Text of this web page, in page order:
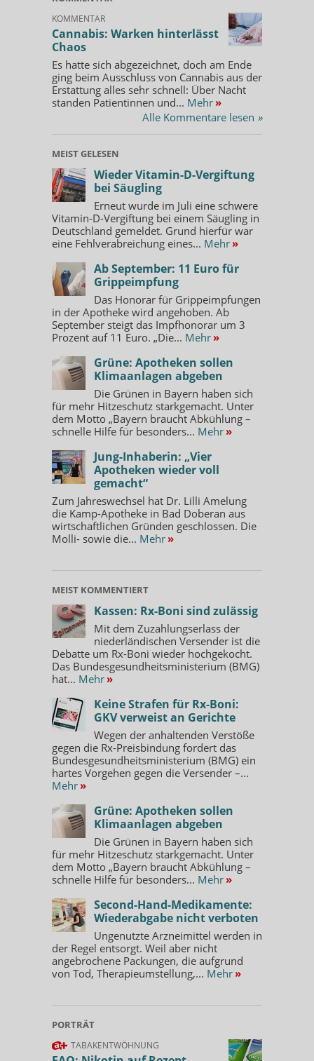
KOMMENTAR
Cannabis: Warken hinterlässt
Chaos
Es hatte sich abgezeichnet, doch am Ende
ging beim Ausschluss von Cannabis aus der
Erstattung alles sehr schnell: Über Nacht
standen Patientinnen und... Mehr »
Alle Kommentare lesen »
MEIST GELESEN
Wieder Vitamin-D-Vergiftung
bei Säugling
Erneut wurde im Juli eine schwere
Vitamin-D-Vergiftung bei einem Säugling in
Deutschland gemeldet. Grund hierfür war
eine Fehlverabreichung eines... Mehr »
Ab September: 11 Euro für
Grippeimpfung
Das Honorar für Grippeimpfungen
in der Apotheke wird angehoben. Ab
September steigt das Impfhonorar um 3
Prozent auf 11 Euro. „Die... Mehr »
Grüne: Apotheken sollen
Klimaanlagen abgeben
Die Grünen in Bayern haben sich
für mehr Hitzeschutz starkgemacht. Unter
dem Motto „Bayern braucht Abkühlung –
schnelle Hilfe für besonders... Mehr »
Jung-Inhaberin: „Vier
Apotheken wieder voll
gemacht“
Zum Jahreswechsel hat Dr. Lilli Amelung
die Kamp-Apotheke in Bad Doberan aus
wirtschaftlichen Gründen geschlossen. Die
Molli- sowie die... Mehr »
MEIST KOMMENTIERT
Kassen: Rx-Boni sind zulässig
Mit dem Zuzahlungserlass der
niederländischen Versender ist die
Debatte um Rx-Boni wieder hochgekocht.
Das Bundesgesundheitsministerium (BMG)
hat... Mehr »
Keine Strafen für Rx-Boni:
GKV verweist an Gerichte
Wegen der anhaltenden Verstöße
gegen die Rx-Preisbindung fordert das
Bundesgesundheitsministerium (BMG) ein
hartes Vorgehen gegen die Versender –...
Mehr »
Grüne: Apotheken sollen
Klimaanlagen abgeben
Die Grünen in Bayern haben sich
für mehr Hitzeschutz starkgemacht. Unter
dem Motto „Bayern braucht Abkühlung –
schnelle Hilfe für besonders... Mehr »
Second-Hand-Medikamente:
Wiederabgabe nicht verboten
Ungenutzte Arzneimittel werden in
der Regel entsorgt. Weil aber nicht
angebrochene Packungen, die aufgrund
von Tod, Therapieumstellung,... Mehr »
PORTRÄT
TABAKENTWÖHNUNG